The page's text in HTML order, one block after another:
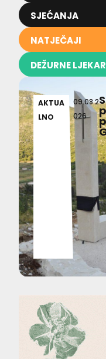
SJEĆANJA
NATJEČAJI
DEŽURNE
AKTUA
LNO
09.08.2
026